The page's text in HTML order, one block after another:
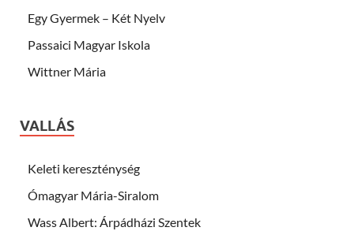
Egy Gyermek – Két Nyelv
Passaici Magyar Iskola
Wittner Mária
VALLÁS
Keleti kereszténység
Ómagyar Mária-Siralom
Wass Albert: Árpádházi Szentek